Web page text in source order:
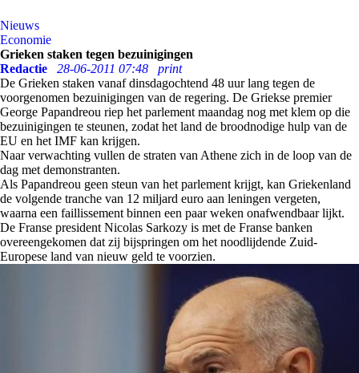
Nieuws
Economie
Grieken staken tegen bezuinigingen
Redactie
28-06-2011 07:48
print
De Grieken staken vanaf dinsdagochtend 48 uur lang tegen de
voorgenomen bezuinigingen van de regering. De Griekse premier
George Papandreou riep het parlement maandag nog met klem op die
bezuinigingen te steunen, zodat het land de broodnodige hulp van de
EU en het IMF kan krijgen.
Naar verwachting vullen de straten van Athene zich in de loop van de
dag met demonstranten.
Als Papandreou geen steun van het parlement krijgt, kan Griekenland
de volgende tranche van 12 miljard euro aan leningen vergeten,
waarna een faillissement binnen een paar weken onafwendbaar lijkt.
De Franse president Nicolas Sarkozy is met de Franse banken
overeengekomen dat zij bijspringen om het noodlijdende Zuid-
Europese land van nieuw geld te voorzien.